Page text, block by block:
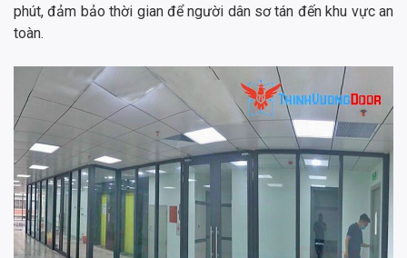
phút, đảm bảo thời gian để người dân sơ tán đến khu vực an
toàn.